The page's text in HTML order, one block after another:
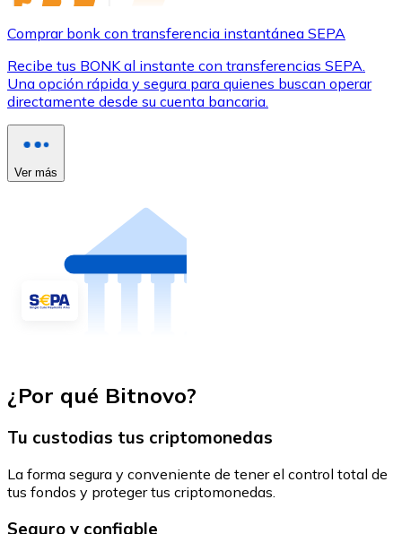
Comprar bonk con transferencia instantánea SEPA
Recibe tus BONK al instante con transferencias SEPA.
Una opción rápida y segura para quienes buscan operar
directamente desde su cuenta bancaria.
Ver más
¿Por qué Bitnovo?
Tu custodias tus criptomonedas
La forma segura y conveniente de tener el control total de
tus fondos y proteger tus criptomonedas.
Seguro y confiable